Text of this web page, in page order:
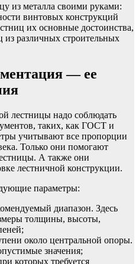
из металла своими руками:
винтовых конструкций
их основные достоинства,
из различных строительных
— ее
лестницы надо соблюдать
таких, как ГОСТ и
учитывают все пропорции
Только они помогают
А также они
лестничной конструкции.
параметры:
диапазон. Здесь
толщины, высоты,
около центральной опоры.
значения;
которых требуется